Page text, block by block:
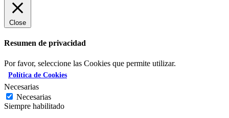
Close
Resumen de privacidad
Por favor, seleccione las Cookies que permite utilizar.
Política de Cookies
Necesarias
Necesarias
Siempre habilitado